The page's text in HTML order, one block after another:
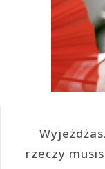
rzeczy